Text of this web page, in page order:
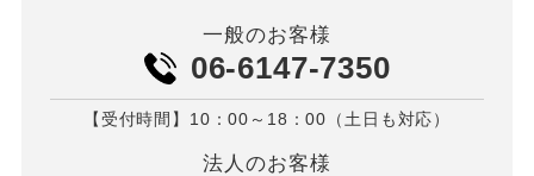
一般のお客様
06-6147-7350
【受付時間】10：00～18：00（土日も対応）
法人のお客様